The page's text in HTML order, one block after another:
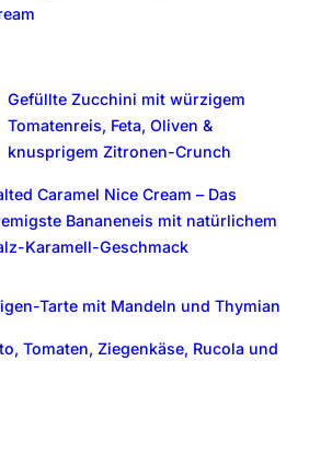
Gefüllte Zucchini mit würzigem
Tomatenreis, Feta, Oliven &
knusprigem Zitronen-Crunch
Caramel Nice Cream – Das
Bananeneis mit natürlichem
Karamell-Geschmack
Tarte mit Mandeln und Thymian
Tomaten, Ziegenkäse, Rucola und